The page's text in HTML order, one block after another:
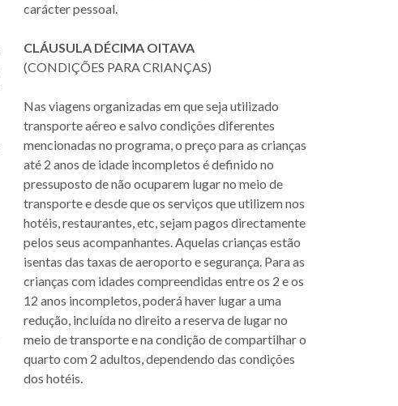
carácter pessoal.
CLÁUSULA DÉCIMA OITAVA
(CONDIÇÕES PARA CRIANÇAS)
Nas viagens organizadas em que seja utilizado
transporte aéreo e salvo condições diferentes
mencionadas no programa, o preço para as crianças
até 2 anos de idade incompletos é definido no
pressuposto de não ocuparem lugar no meio de
transporte e desde que os serviços que utilizem nos
hotéis, restaurantes, etc, sejam pagos directamente
pelos seus acompanhantes. Aquelas crianças estão
isentas das taxas de aeroporto e segurança. Para as
crianças com idades compreendidas entre os 2 e os
12 anos incompletos, poderá haver lugar a uma
redução, incluída no direito a reserva de lugar no
meio de transporte e na condição de compartilhar o
quarto com 2 adultos, dependendo das condições
dos hotéis.